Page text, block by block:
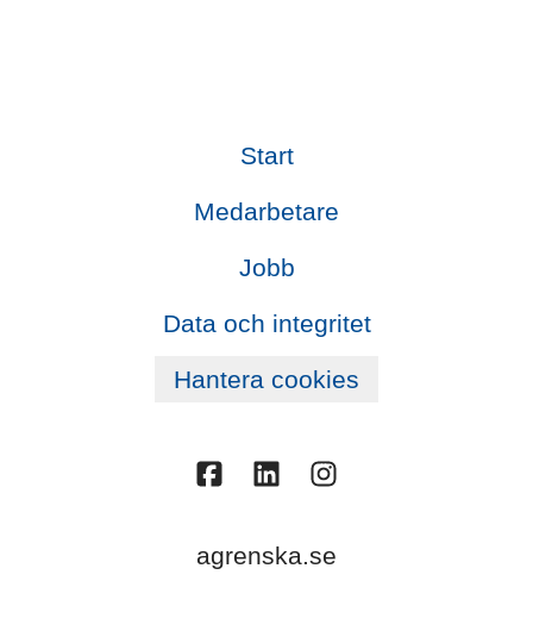
Start
Medarbetare
Jobb
Data och integritet
Hantera cookies
agrenska.se